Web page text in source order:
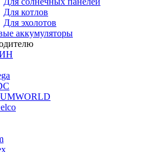
Для котлов
Для эхолотов
аккумуляторы